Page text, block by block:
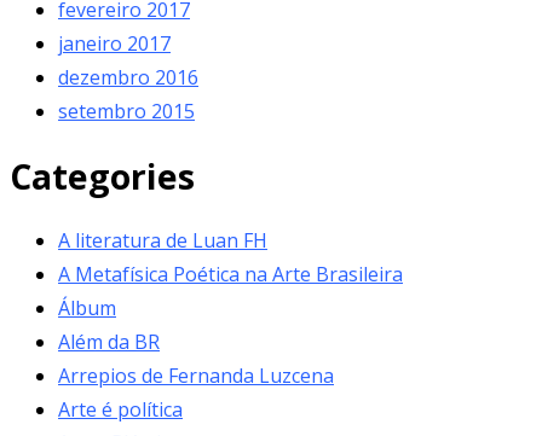
fevereiro 2017
janeiro 2017
dezembro 2016
setembro 2015
Categories
A literatura de Luan FH
A Metafísica Poética na Arte Brasileira
Álbum
Além da BR
Arrepios de Fernanda Luzcena
Arte é política